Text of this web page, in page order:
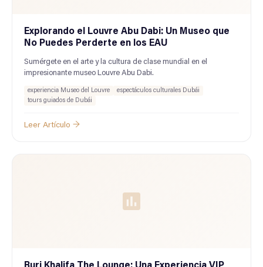
Explorando el Louvre Abu Dabi: Un Museo que
No Puedes Perderte en los EAU
Sumérgete en el arte y la cultura de clase mundial en el
impresionante museo Louvre Abu Dabi.
experiencia Museo del Louvre
espectáculos culturales Dubái
tours guiados de Dubái
Leer Artículo →